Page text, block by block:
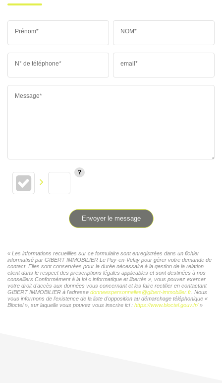
Prénom* NOM*
N° de téléphone* email*
Message*
Envoyer le message
« Les informations recueillies sur ce formulaire sont enregistrées dans un fichier
informatisé par GIBERT IMMOBILIER Le Puy-en-Velay pour gérer votre demande de
contact. Elles sont conservées pour la durée nécessaire à la gestion de la relation
client dans le respect des prescriptions légales applicables et sont destinées à nos
conseillers Conformément à la loi « informatique et libertés », vous pouvez exercer
votre droit d'accès aux données vous concernant et les faire rectifier en contactant
GIBERT IMMOBILIER à l'adresse donneespersonnelles@gibert-immobilier.fr . Nous
vous informons de l'existence de la liste d'opposition au démarchage téléphonique «
Bloctel », sur laquelle vous pouvez vous inscrire ici : https://www.bloctel.gouv.fr/»